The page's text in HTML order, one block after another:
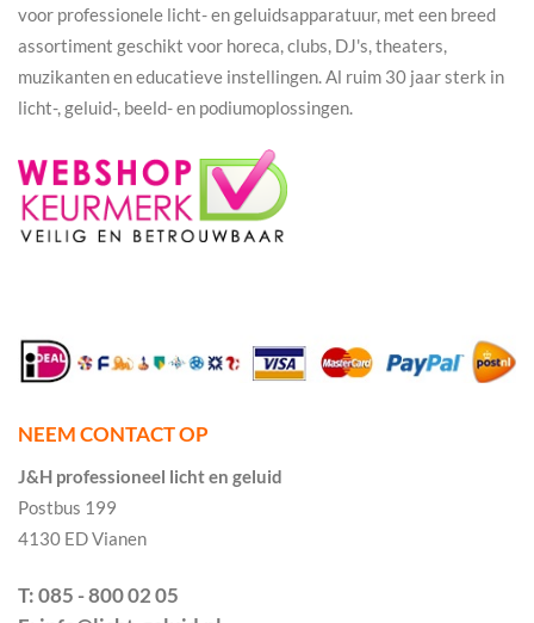
voor professionele licht- en geluidsapparatuur, met een breed
assortiment geschikt voor horeca, clubs, DJ's, theaters,
muzikanten en educatieve instellingen. Al ruim 30 jaar sterk in
licht-, geluid-, beeld- en podiumoplossingen.
NEEM CONTACT OP
J&H professioneel licht en geluid
Postbus 199
4130 ED Vianen
T: 085 - 800 02 05